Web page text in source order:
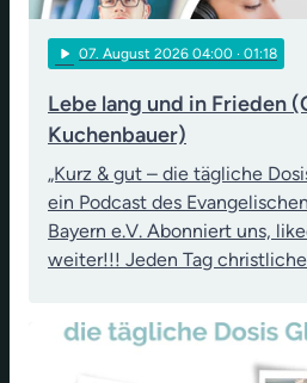
play_arrow 07. August 2026 04:00 · 01:18
Lebe lang und in Frieden
Kuchenbauer)
„Kurz & gut – die tägliche
ein Podcast des
Bayern e.V. Abonniert uns,
weiter!!! Jeden Tag